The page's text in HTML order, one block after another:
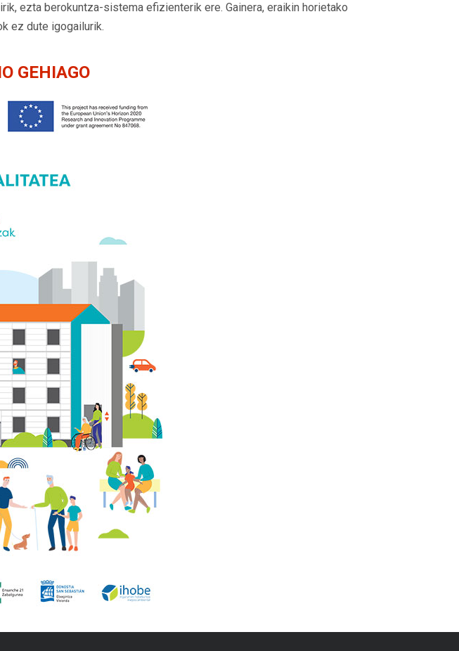
ezta berokuntza-sistema efizienterik ere. Gainera, eraikin horietako
ez dute igogailurik.
GEHIAGO